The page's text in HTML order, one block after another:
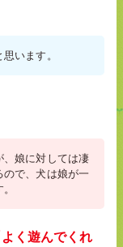
います。
娘に対しては凄
で、犬は娘が一
よく遊んでくれ